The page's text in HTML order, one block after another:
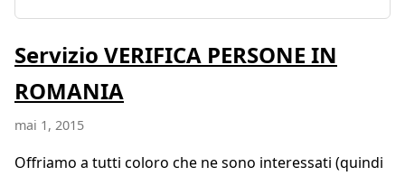
Servizio VERIFICA PERSONE IN
ROMANIA
mai 1, 2015
Offriamo a tutti coloro che ne sono interessati (quindi